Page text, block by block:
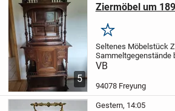
5
Ziermöbel um
Merken
Seltenes Möbelstück
Sammeltgegenstände
sehr guter Zustand
realistischen
VB
94078 Freyung
Gestern, 14:05